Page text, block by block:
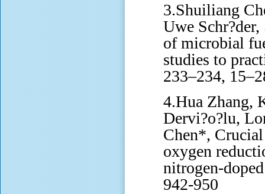
3.Shuiliang
Uwe
of microbial
studies to
233–234,
4.Hua Zhang,
Dervi?o?lu,
Chen*,
oxygen
nitrogen-
942-950